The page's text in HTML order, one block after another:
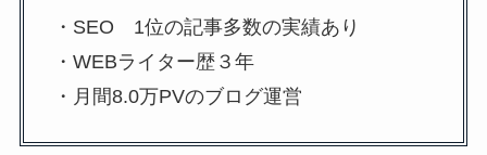
・SEO 1位の記事多数の実績あり
・WEBライター歴３年
・月間8.0万PVのブログ運営